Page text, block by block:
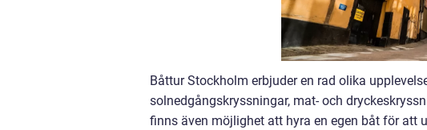
Båttur Stockholm erbjuder en rad olika
solnedgångskryssningar, mat- och
finns även möjlighet att hyra en egen båt för att